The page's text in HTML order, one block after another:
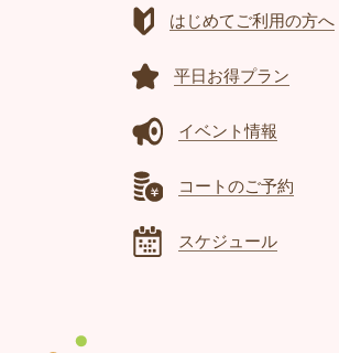
はじめてご利用の方へ
平日お得プラン
イベント情報
コートのご予約
スケジュール